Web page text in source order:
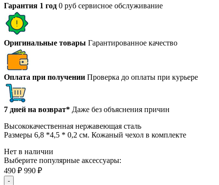
Гарантия 1 год 0 руб сервисное обслуживание
Оригинальные товары Гарантированное качество
Оплата при получении Проверка до оплаты при курьере
7 дней на возврат* Даже без объяснения причин
Высококачественная нержавеющая сталь
Размеры 6,8 *4,5 * 0,2 см. Кожаный чехол в комплекте
Нет в наличии
Выберите популярные аксессуары:
490 ₽ 990 ₽
-